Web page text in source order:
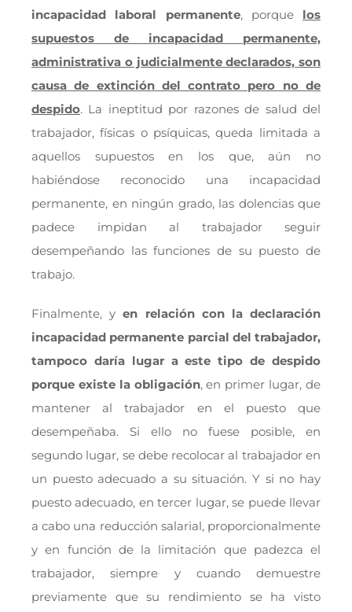
incapacidad laboral permanente, porque los
supuestos de incapacidad permanente,
administrativa o judicialmente declarados, son
causa de extinción del contrato pero no de
despido. La ineptitud por razones de salud del
trabajador, físicas o psíquicas, queda limitada a
aquellos supuestos en los que, aún no
habiéndose reconocido una incapacidad
permanente, en ningún grado, las dolencias que
padece impidan al trabajador seguir
desempeñando las funciones de su puesto de
trabajo.
Finalmente, yen relación con la declaración
incapacidad permanente parcial del trabajador,
tampoco daría lugar a este tipo de despido
porque existe la obligación, en primer lugar, de
mantener al trabajador en el puesto que
desempeñaba. Si ello no fuese posible, en
segundo lugar, se debe recolocar al trabajador en
un puesto adecuado a su situación. Y si no hay
puesto adecuado, en tercer lugar, se puede llevar
a cabo una reducción salarial, proporcionalmente
y en función de la limitación que padezca el
trabajador, siempre y cuando demuestre
previamente que su rendimiento se ha visto